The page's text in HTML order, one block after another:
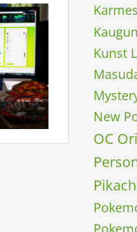
Kunst
New
OC